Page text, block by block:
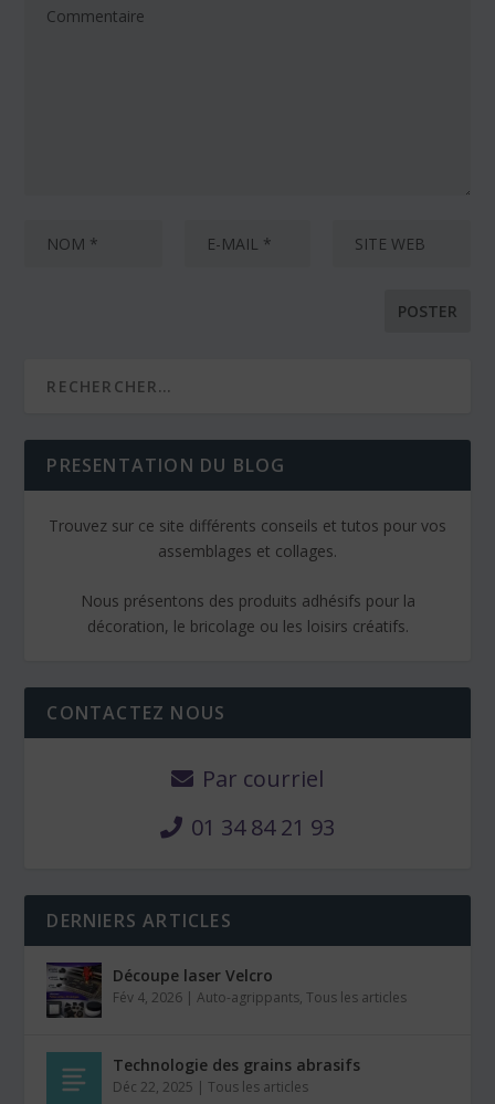
PRESENTATION DU BLOG
Trouvez sur ce site différents conseils et tutos pour vos
assemblages et collages.
Nous présentons des produits adhésifs pour la
décoration, le bricolage ou les loisirs créatifs.
CONTACTEZ NOUS
Par courriel
01 34 84 21 93
DERNIERS ARTICLES
Découpe laser Velcro
Fév 4, 2026 |Auto-agrippants,Tous les articles
Technologie des grains abrasifs
Déc 22, 2025 |Tous les articles